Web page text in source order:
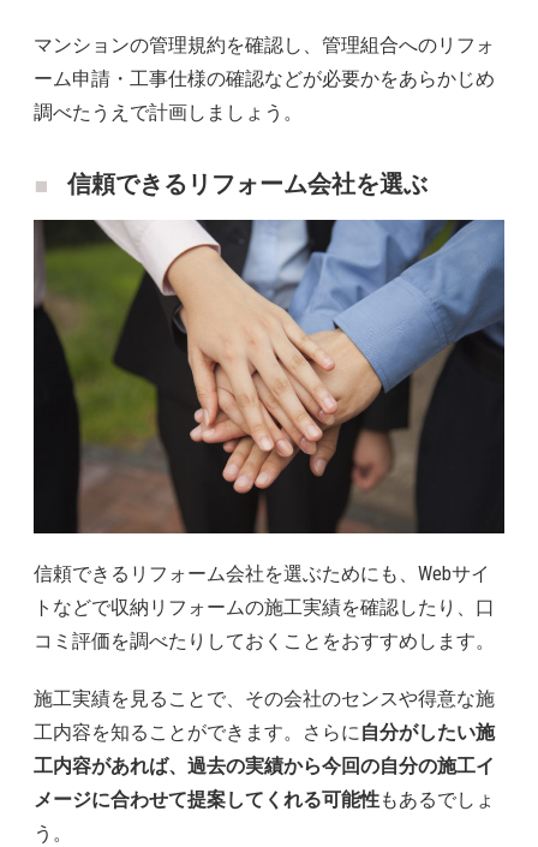
マンションの管理規約を確認し、管理組合へのリフォ
ーム申請・工事仕様の確認などが必要かをあらかじめ
調べたうえで計画しましょう。
信頼できるリフォーム会社を選ぶ
信頼できるリフォーム会社を選ぶためにも、Webサイ
トなどで収納リフォームの施工実績を確認したり、口
コミ評価を調べたりしておくことをおすすめします。
施工実績を見ることで、その会社のセンスや得意な施
工内容を知ることができます。さらに自分がしたい施
工内容があれば、過去の実績から今回の自分の施工イ
メージに合わせて提案してくれる可能性もあるでしょ
う。